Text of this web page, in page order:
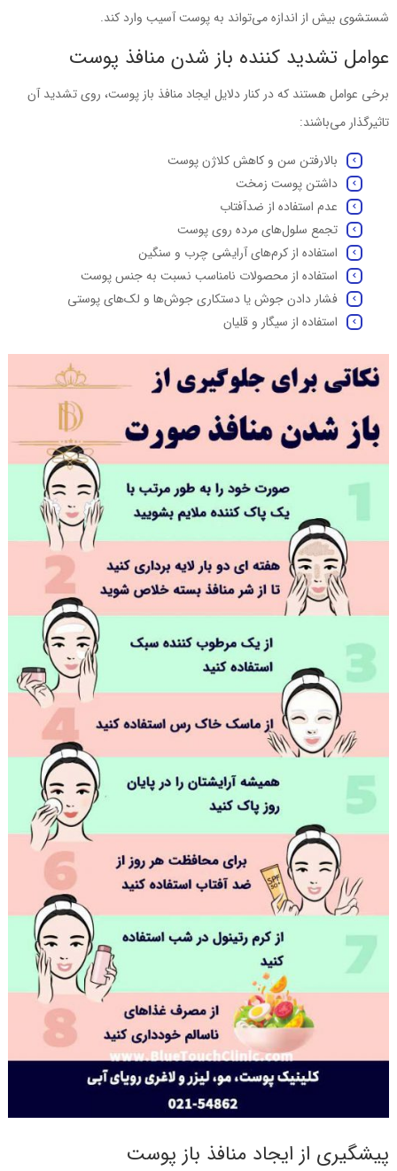
شستشوی بیش ‌از ‌اندازه ‌می‌تواند به پوست آسیب وارد کند.
عوامل تشدید کننده باز شدن منافذ پوست
برخی عوامل هستند که در کنار دلایل ایجاد منافذ باز پوست، روی تشدید آن
تاثیرگذار ‌می‌باشند:
بالارفتن سن و کاهش کلاژن پوست
داشتن پوست زمخت
عدم استفاده از ضدآفتاب
تجمع سلول‌های مرده روی پوست
استفاده از کرم‌های آرایشی چرب و سنگین
استفاده از محصولات نامناسب نسبت به جنس پوست
فشار دادن جوش یا دستکاری جوش‌ها و لک‌های پوستی
استفاده از سیگار و قلیان
پیشگیری از ایجاد منافذ باز پوست